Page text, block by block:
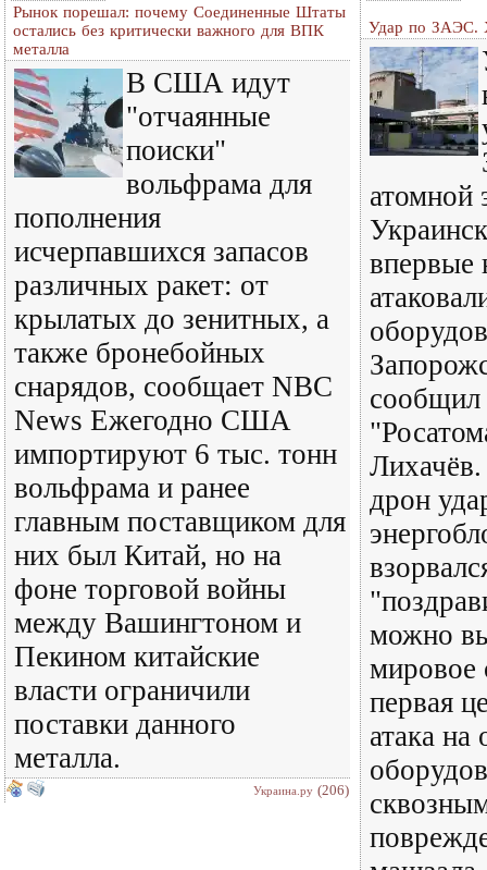
Рынок порешал: почему Соединенные Штаты
остались без критически важного для ВПК
металла
В США идут
"отчаянные
поиски"
вольфрама для
пополнения
исчерпавшихся запасов
различных ракет: от
крылатых до зенитных, а
также бронебойных
снарядов, сообщает NBC
News Ежегодно США
импортируют 6 тыс. тонн
вольфрама и ранее
главным поставщиком для
них был Китай, но на
фоне торговой войны
между Вашингтоном и
Пекином китайские
власти ограничили
поставки данного
металла.
Украина.ру (206)
Удар по ЗАЭС.
атомной
впервые
сообщил
дрон
можно
мировое
первая
атака на